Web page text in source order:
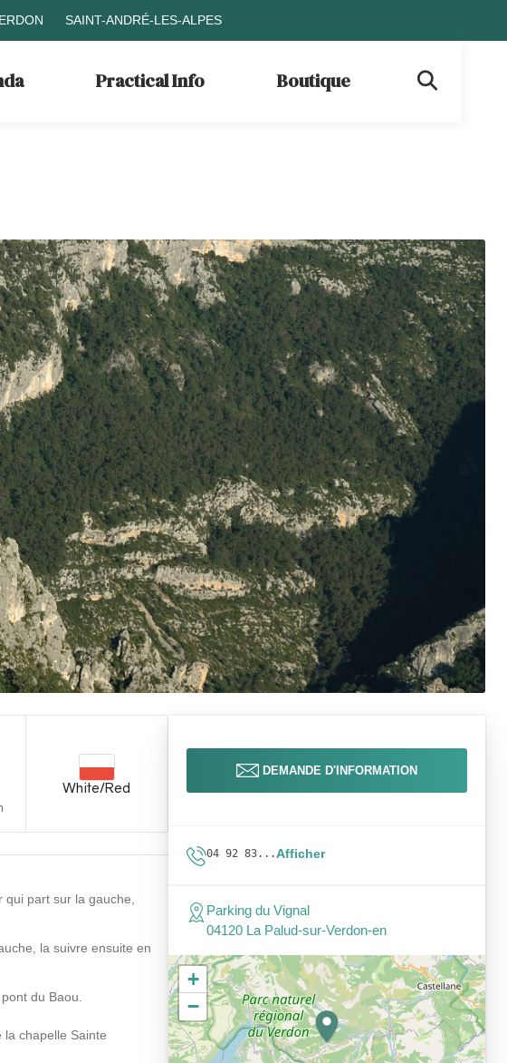
SAINT-ANDRÉ-LES-ALPES
Practical Info Boutique
White/Red
part sur la gauche,
la suivre ensuite en
du Baou.
chapelle Sainte
DEMANDE D'INFORMATION
04 92 83...Afficher
Parking du Vignal
04120 La Palud-sur-Verdon-en
+
−